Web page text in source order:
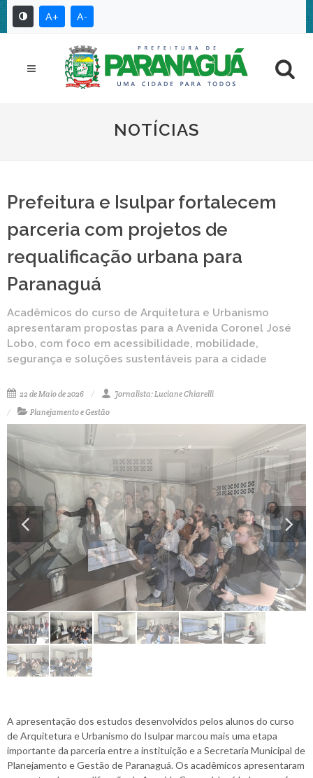
A+ A-
NOTÍCIAS
Prefeitura e Isulpar fortalecem
parceria com projetos de
requalificação urbana para
Paranaguá
Acadêmicos do curso de Arquitetura e Urbanismo
apresentaram propostas para a Avenida Coronel José
Lobo, com foco em acessibilidade, mobilidade,
segurança e soluções sustentáveis para a cidade
22 de Maio de 2026
Jornalista: Luciane Chiarelli
Planejamento e Gestão
A apresentação dos estudos desenvolvidos pelos alunos do curso
de Arquitetura e Urbanismo do Isulpar marcou mais uma etapa
importante da parceria entre a instituição e a Secretaria Municipal de
Planejamento e Gestão de Paranaguá. Os acadêmicos apresentaram